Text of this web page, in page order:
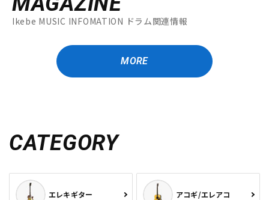
Ikebe MUSIC INFOMATION ドラム関連情報
MORE
CATEGORY
エレキギター アコギ/エレアコ